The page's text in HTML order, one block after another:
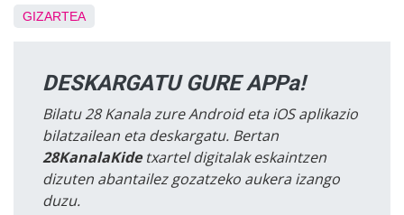
GIZARTEA
DESKARGATU GURE APPa!
Bilatu 28 Kanala zure Android eta iOS aplikazio
bilatzailean eta deskargatu. Bertan
28KanalaKidetxartel digitalak eskaintzen
dizuten abantailez gozatzeko aukera izango
duzu.